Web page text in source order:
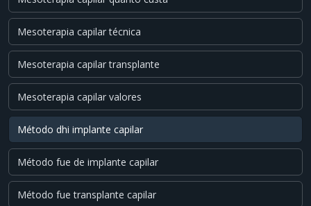
Mesoterapia capilar técnica
Mesoterapia capilar transplante
Mesoterapia capilar valores
Método dhi implante capilar
Método fue de implante capilar
Método fue transplante capilar